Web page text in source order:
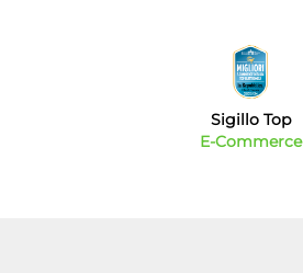
Sigillo Top
E-Commerce